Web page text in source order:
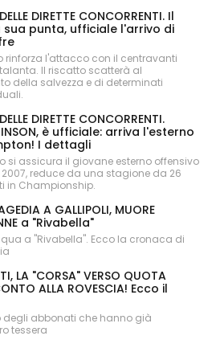
DIRETTE CONCORRENTI. Il
sua punta, ufficiale l'arrivo di
rinforza l'attacco con il centravanti
Il riscatto scatterà al
della salvezza e di determinati
DIRETTE CONCORRENTI.
è ufficiale: arriva l'esterno
I dettagli
si assicura il giovane esterno offensivo
reduce da una stagione da 26
in Championship.
A GALLIPOLI, MUORE
a "Rivabella"
a "Rivabella". Ecco la cronaca di
LA "CORSA" VERSO QUOTA
ALLA ROVESCIA! Ecco il
degli abbonati che hanno già
tessera